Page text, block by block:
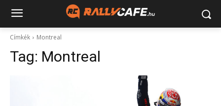
Címkék Montreal
Tag: Montreal